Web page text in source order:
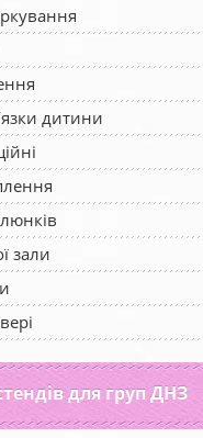
дитини
зали
для груп ДНЗ